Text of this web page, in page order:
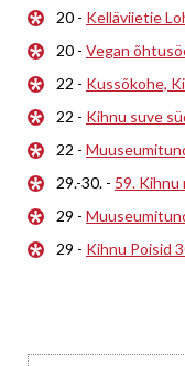
20 - Kelläviietie
20 - Vegan
22 - Kussõkohe,
22 - Kihnu suve
22 -
29.-30. - 59.
29 -
29 - Kihnu Poisid